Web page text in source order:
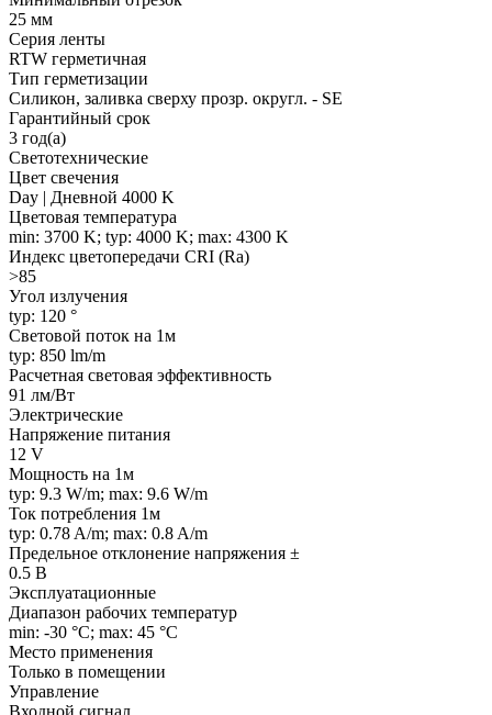
25 мм
Серия ленты
RTW герметичная
Тип герметизации
Силикон, заливка сверху прозр. округл. - SE
Гарантийный срок
3 год(а)
Светотехнические
Цвет свечения
Day | Дневной 4000 K
Цветовая температура
min: 3700 K; typ: 4000 K; max: 4300 K
Индекс цветопередачи CRI (Ra)
>85
Угол излучения
typ: 120 °
Световой поток на 1м
typ: 850 lm/m
Расчетная световая эффективность
91 лм/Вт
Электрические
Напряжение питания
12 V
Мощность на 1м
typ: 9.3 W/m; max: 9.6 W/m
Ток потребления 1м
typ: 0.78 A/m; max: 0.8 A/m
Предельное отклонение напряжения ±
0.5 В
Эксплуатационные
Диапазон рабочих температур
min: -30 °C; max: 45 °C
Место применения
Только в помещении
Управление
Входной сигнал